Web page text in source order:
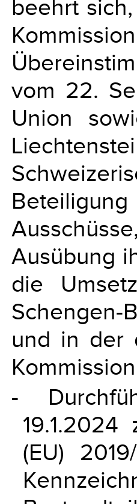
beehrt
vom 22.
Union
Ausübung
die
und in der
-
(EU)